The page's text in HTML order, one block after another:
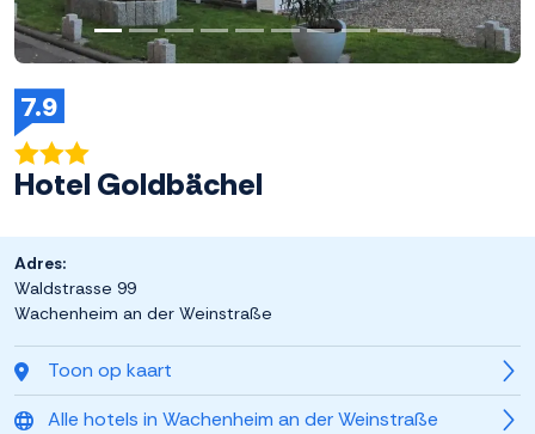
7.9
Hotel Goldbächel
Toon op kaart
Alle hotels in Wachenheim an der Weinstraße
Adres:
Waldstrasse 99
Wachenheim an der Weinstraße